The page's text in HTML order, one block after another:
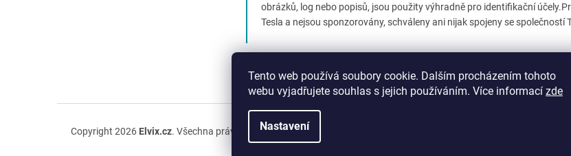
Tento web používá soubory cookie. Dalším procházením tohoto
webu vyjadřujete souhlas s jejich používáním. Více informací zde
Nastavení
obrázků, log nebo popisů, jsou použity výhradně pro identifikační
Tesla a nejsou sponzorovány, schváleny ani nijak spojeny se společností
Copyright 2026 Elvix.cz. Všechna práva vyhrazena.Upravit nastavení cookies